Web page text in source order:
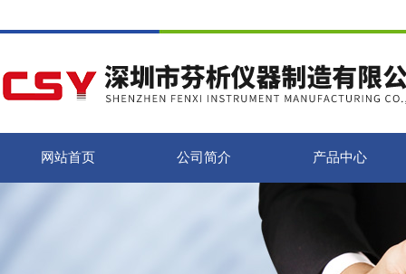
网站首页 公司简介 产品中心